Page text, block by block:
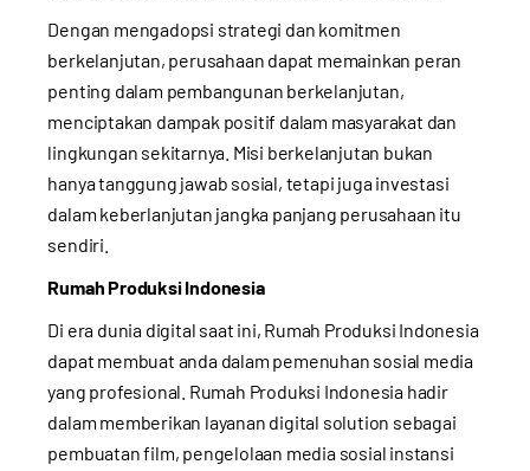
Dengan mengadopsi strategi dan komitmen
berkelanjutan, perusahaan dapat memainkan peran
penting dalam pembangunan berkelanjutan,
menciptakan dampak positif dalam masyarakat dan
lingkungan sekitarnya. Misi berkelanjutan bukan
hanya tanggung jawab sosial, tetapi juga investasi
dalam keberlanjutan jangka panjang perusahaan itu
sendiri.
Rumah Produksi Indonesia
Di era dunia digital saat ini, Rumah Produksi Indonesia
dapat membuat anda dalam pemenuhan sosial media
yang profesional. Rumah Produksi Indonesia hadir
dalam memberikan layanan digital solution sebagai
pembuatan film, pengelolaan media sosial instansi